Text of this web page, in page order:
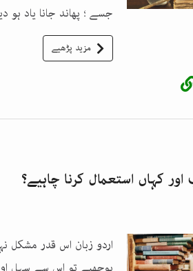
جسے ؛ پھاند جانا یاد ہو
مزید پڑھیے
اور کہاں استعمال کرنا چاہیے؟
اردو زبان اس قدر مشکل